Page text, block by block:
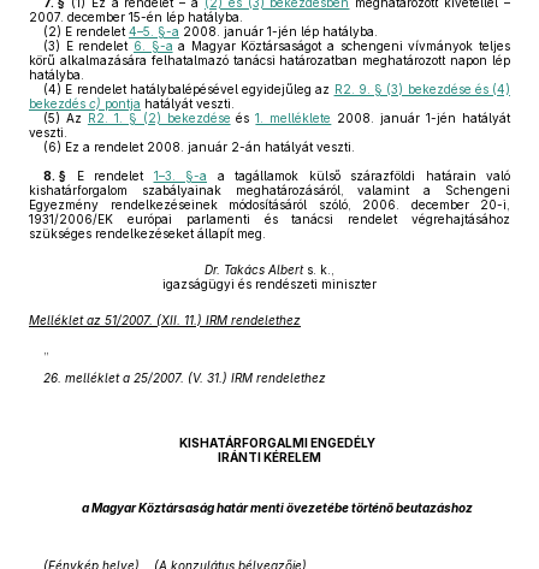
2007. december 15-én lép hatályba.
(2) E rendelet 4–5. §-a 2008. január 1-jén lép hatályba.
(3) E rendelet 6. §-a a Magyar Köztársaságot a schengeni vívmányok teljes
körű alkalmazására felhatalmazó tanácsi határozatban meghatározott napon lép
hatályba.
(4) E rendelet hatálybalépésével egyidejűleg az R2. 9. § (3) bekezdése és (4)
bekezdés c) pontja hatályát veszti.
(5) Az R2. 1. § (2) bekezdése és1. melléklete 2008. január 1-jén hatályát
veszti.
(6) Ez a rendelet 2008. január 2-án hatályát veszti.
8. § E rendelet 1–3. §-a a tagállamok külső szárazföldi határain való
kishatárforgalom szabályainak meghatározásáról, valamint a Schengeni
Egyezmény rendelkezéseinek módosításáról szóló, 2006. december 20-i,
1931/2006/EK európai parlamenti és tanácsi rendelet végrehajtásához
szükséges rendelkezéseket állapít meg.
Dr. Takács Alberts. k.,
igazságügyi és rendészeti miniszter
Melléklet az 51/2007. (XII. 11.) IRM rendelethez
26. melléklet a 25/2007. (V. 31.) IRM rendelethez
KISHATÁRFORGALMI ENGEDÉLY
IRÁNTI KÉRELEM
a Magyar Köztársaság határ menti övezetébe történő beutazáshoz
(Fénykép helye) (A konzulátus bélyegzője)